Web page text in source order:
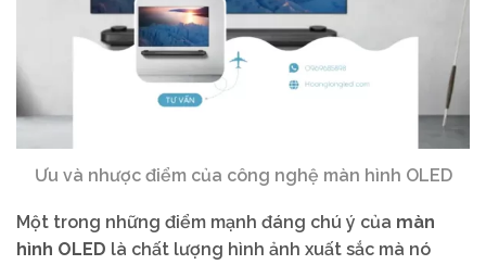
Ưu và nhược điểm của công nghệ màn hình OLED
Một trong những điểm mạnh đáng chú ý của màn
hình OLED là chất lượng hình ảnh xuất sắc mà nó